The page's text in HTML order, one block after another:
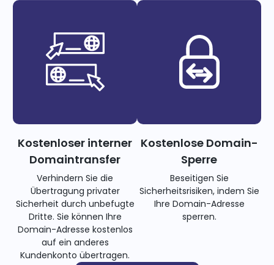
Kostenloser interner
Domaintransfer
Verhindern Sie die
Übertragung privater
Sicherheit durch unbefugte
Dritte. Sie können Ihre
Domain-Adresse kostenlos
auf ein anderes
Kundenkonto übertragen.
Kostenlose Domain-
Sperre
Beseitigen Sie
Sicherheitsrisiken, indem Sie
Ihre Domain-Adresse
sperren.